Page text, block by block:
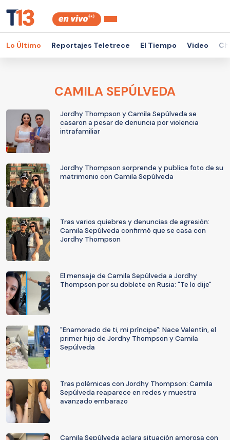
Lo Último Reportajes Teletrece El Tiempo Video
CAMILA SEPÚLVEDA
Jordhy Thompson y Camila Sepúlveda se
casaron a pesar de denuncia por violencia
intrafamiliar
Jordhy Thompson sorprende y publica foto de su
matrimonio con Camila Sepúlveda
Tras varios quiebres y denuncias de agresión:
Camila Sepúlveda confirmó que se casa con
Jordhy Thompson
El mensaje de Camila Sepúlveda a Jordhy
Thompson por su doblete en Rusia: "Te lo dije"
"Enamorado de ti, mi príncipe": Nace Valentín, el
primer hijo de Jordhy Thompson y Camila
Sepúlveda
Tras polémicas con Jordhy Thompson: Camila
Sepúlveda reaparece en redes y muestra
avanzado embarazo
Camila Sepúlveda aclara situación amorosa con